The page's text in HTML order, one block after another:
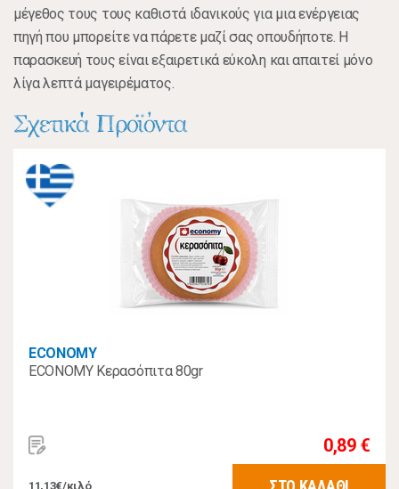
μέγεθος τους τους καθιστά ιδανικούς για μια ενέργειας
πηγή που μπορείτε να πάρετε μαζί σας οπουδήποτε. Η
παρασκευή τους είναι εξαιρετικά εύκολη και απαιτεί μόνο
λίγα λεπτά μαγειρέματος.
Σχετικά Προϊόντα
ECONOMY
ECONOMY Κερασόπιτα 80gr
0,89 €
11,13€/κιλό